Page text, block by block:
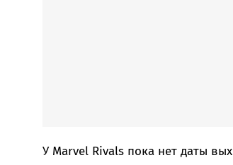
У Marvel Rivals пока нет даты